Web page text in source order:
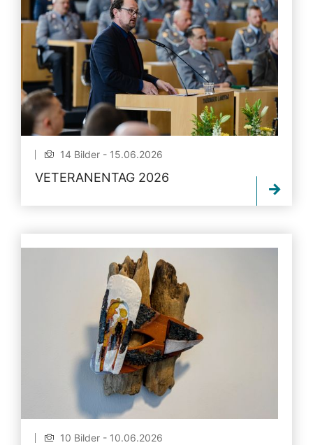
14 Bilder - 15.06.2026
VETERANENTAG 2026
10 Bilder - 10.06.2026